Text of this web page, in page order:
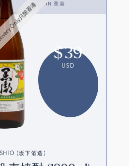
<SHOCHU>
IN香港
Only只限香港
$39
USD
(坂下酒造)